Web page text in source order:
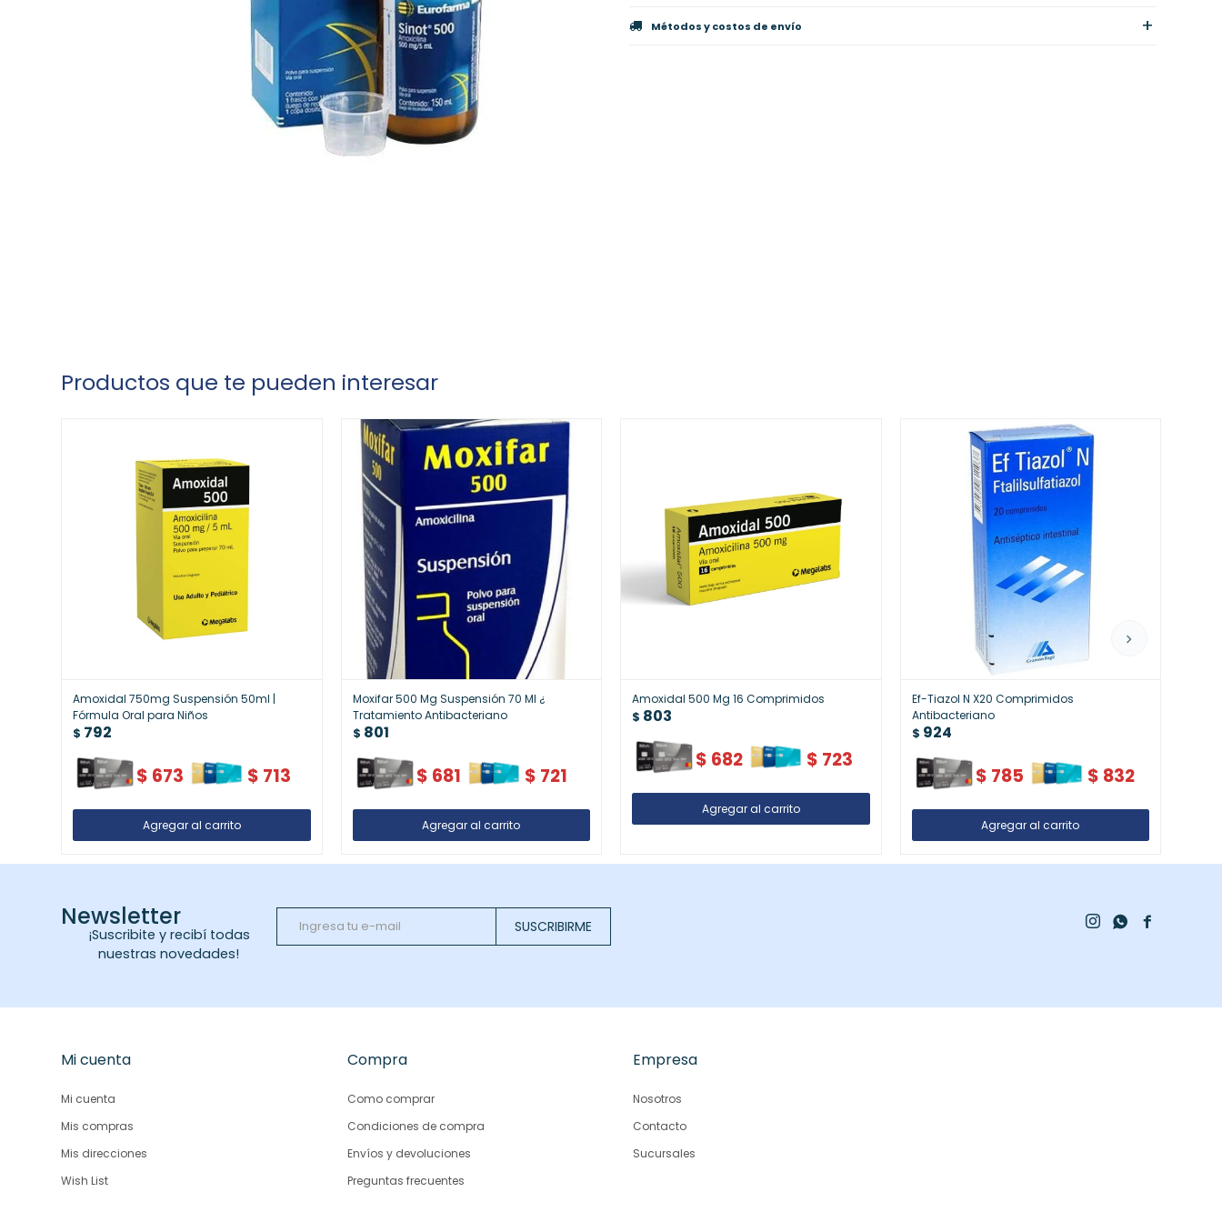
Métodos y costos de envío
Productos que te pueden interesar
Amoxidal 750mg Suspensión 50ml |
Fórmula Oral para Niños
$ 792
$ 673 $ 713
Moxifar 500 Mg Suspensión 70 Ml ¿
Tratamiento Antibacteriano
$ 801
$ 681 $ 721
Amoxidal 500 Mg 16 Comprimidos
$ 803
$ 682 $ 723
Ef-Tiazol N X20 Comprimidos
Antibacteriano
$ 924
$ 785 $ 832
Newsletter
¡Suscribite y recibí todas
nuestras novedades!
SUSCRIBIRME 
 
Mi cuenta
Mi cuenta
Mis compras
Mis direcciones
Wish List
Compra
Como comprar
Condiciones de compra
Envíos y devoluciones
Preguntas frecuentes
Empresa
Nosotros
Contacto
Sucursales